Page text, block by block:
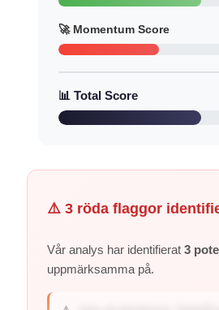
🚀 Momentum Score
📊 Total Score
⚠️ 3 röda flaggor
Vår analys har identifierat 3
uppmärksamma på.